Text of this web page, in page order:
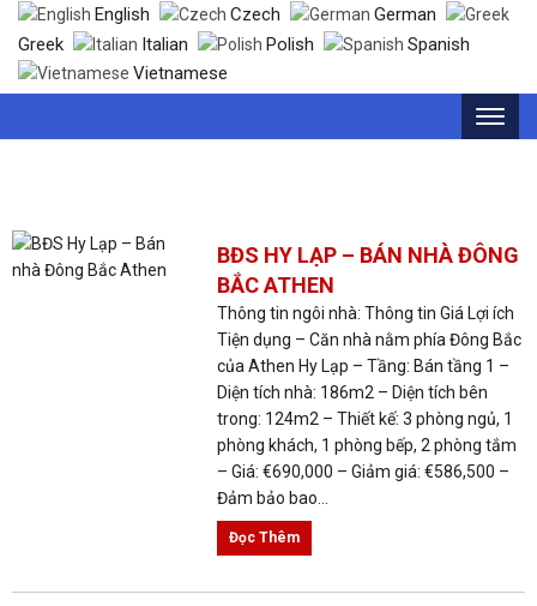
English Czech
German
Greek
Italian Polish
Spanish
Vietnamese
BĐS HY LẠP – BÁN NHÀ ĐÔNG
BẮC ATHEN
Thông tin ngôi nhà: Thông tin Giá Lợi ích
Tiện dụng – Căn nhà nằm phía Đông Bắc
của Athen Hy Lạp – Tầng: Bán tầng 1 –
Diện tích nhà: 186m2 – Diện tích bên
trong: 124m2 – Thiết kế: 3 phòng ngủ, 1
phòng khách, 1 phòng bếp, 2 phòng tắm
– Giá: €690,000 – Giảm giá: €586,500 –
Đảm bảo bao...
Đọc Thêm